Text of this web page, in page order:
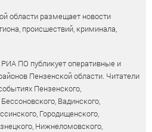
области размещает новости
происшествий, криминала,
ПО публикует оперативные и
Пензенской области. Читатели
Пензенского,
Вадинского,
Городищенского,
Нижнеломовского,